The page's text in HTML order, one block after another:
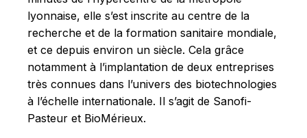
lyonnaise, elle s’est inscrite au centre de la
recherche et de la formation sanitaire mondiale,
et ce depuis environ un siècle. Cela grâce
notamment à l’implantation de deux entreprises
très connues dans l’univers des biotechnologies
à l’échelle internationale. Il s’agit de Sanofi-
Pasteur et BioMérieux.